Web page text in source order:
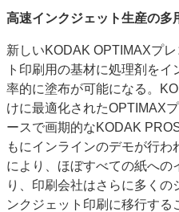
お問い合わせ
高速インクジェット生産の多
新しいKODAK OPTIMAXプ
ト印刷用の基材に処理剤を
率的に塗布が可能になる。
けに最適化されたOPTIMAX
ースで画期的なKODAK
もにインラインのデモが行
により、ほぼすべての紙への
り、印刷会社はさらに多くの
ンクジェット印刷に移行す